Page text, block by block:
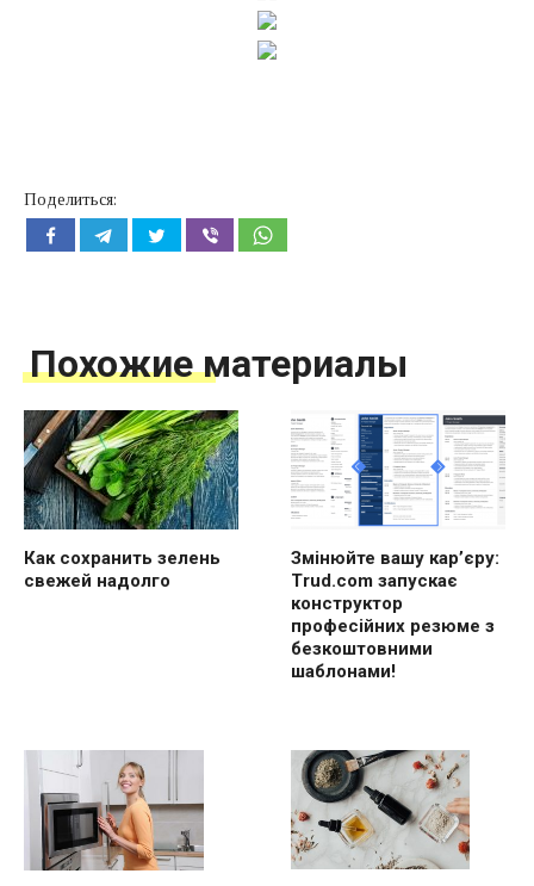
Поделиться:
Похожие материалы
Как сохранить зелень
свежей надолго
Змінюйте вашу кар’єру:
Trud.com запускає
конструктор
професійних резюме з
безкоштовними
шаблонами!